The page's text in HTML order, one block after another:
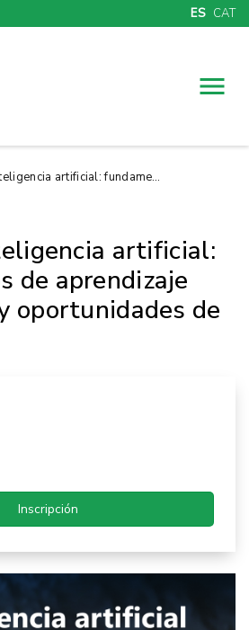
ES CAT
Menú
artificial: fundamentos
artificial:
de aprendizaje
oportunidades de
Inscripción